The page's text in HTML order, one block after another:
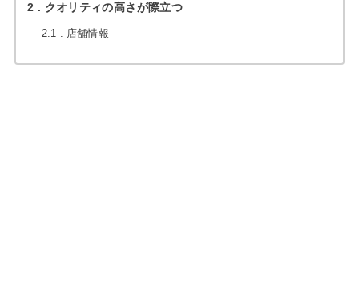
2 クオリティの高さが際立つ
2.1 店舗情報